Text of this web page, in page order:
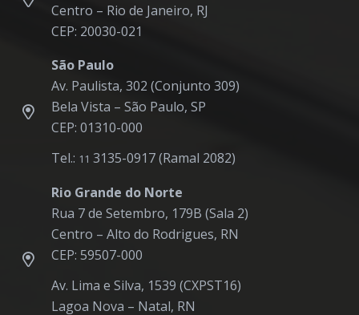
Centro – Rio de Janeiro, RJ
CEP: 20030-021
São Paulo
Av. Paulista, 302 (Conjunto 309)
Bela Vista – São Paulo, SP
CEP: 01310-000
Tel.: 11 3135-0917 (Ramal 2082)
Rio Grande do Norte
Rua 7 de Setembro, 179B (Sala 2)
Centro – Alto do Rodrigues, RN
CEP: 59507-000
Av. Lima e Silva, 1539 (CXPST16)
Lagoa Nova – Natal, RN